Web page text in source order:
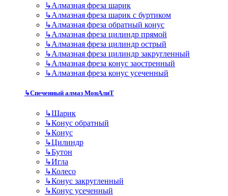
↳Алмазная фреза шарик
↳Алмазная фреза шарик с буртиком
↳Алмазная фреза обратный конус
↳Алмазная фреза цилиндр прямой
↳Алмазная фреза цилиндр острый
↳Алмазная фреза цилиндр закругленный
↳Алмазная фреза конус заостренный
↳Алмазная фреза конус усеченный
↳Спеченный алмаз МонАлиТ
↳Шарик
↳Конус обратный
↳Конус
↳Цилиндр
↳Бутон
↳Игла
↳Колесо
↳Конус закругленный
↳Конус усеченный